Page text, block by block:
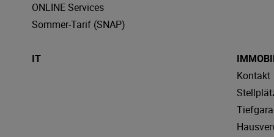
ONLINE Services
Sommer-Tarif (SNAP)
IT
Kontakt